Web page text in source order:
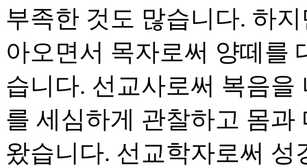
부족한 것도 많습니다. 하
아오면서 목자로써 양떼를
습니다. 선교사로써 복음
를 세심하게 관찰하고 몸
왔습니다. 선교학자로써